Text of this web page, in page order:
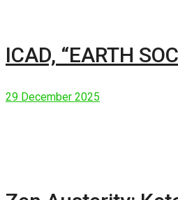
ICAD, “EARTH
29 December 2025